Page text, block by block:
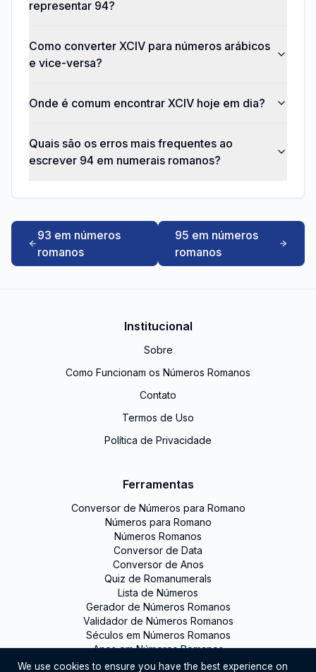
representar 94?
Como converter XCIV para números arábicos
e vice-versa?
Onde é comum encontrar XCIV hoje em dia?
Quais são os erros mais frequentes ao
escrever 94 em numerais romanos?
93 em números
romanos
95 em números
romanos
Institucional
Sobre
Como Funcionam os Números Romanos
Contato
Termos de Uso
Política de Privacidade
Ferramentas
Conversor de Números para Romano
Números para Romano
Números Romanos
Conversor de Data
Conversor de Anos
Quiz de Romanumerals
Lista de Números
Gerador de Números Romanos
Validador de Números Romanos
Séculos em Números Romanos
Anos em Números Romanos
We use cookies to ensure you have the best experience on